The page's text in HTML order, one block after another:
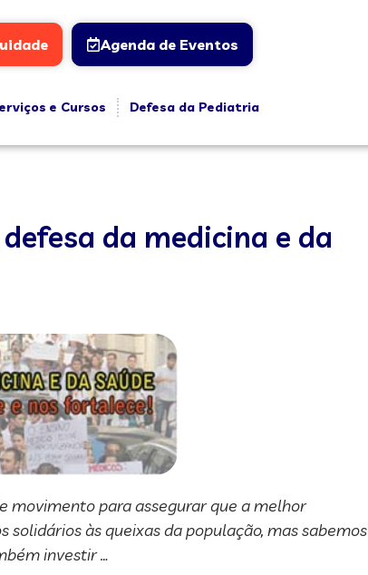
Agenda de Eventos
e Cursos
Defesa da Pediatria
da medicina e da
movimento para assegurar que a melhor
às queixas da população, mas sabemos
investir …